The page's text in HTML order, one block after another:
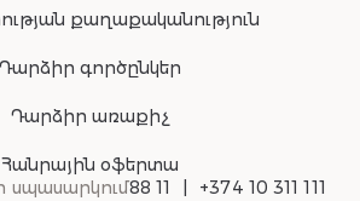
քաղաքականություն
Դարձիր գործընկեր
Դարձիր առաքիչ
Հանրային օֆերտա
88 11 +374 10 311 111